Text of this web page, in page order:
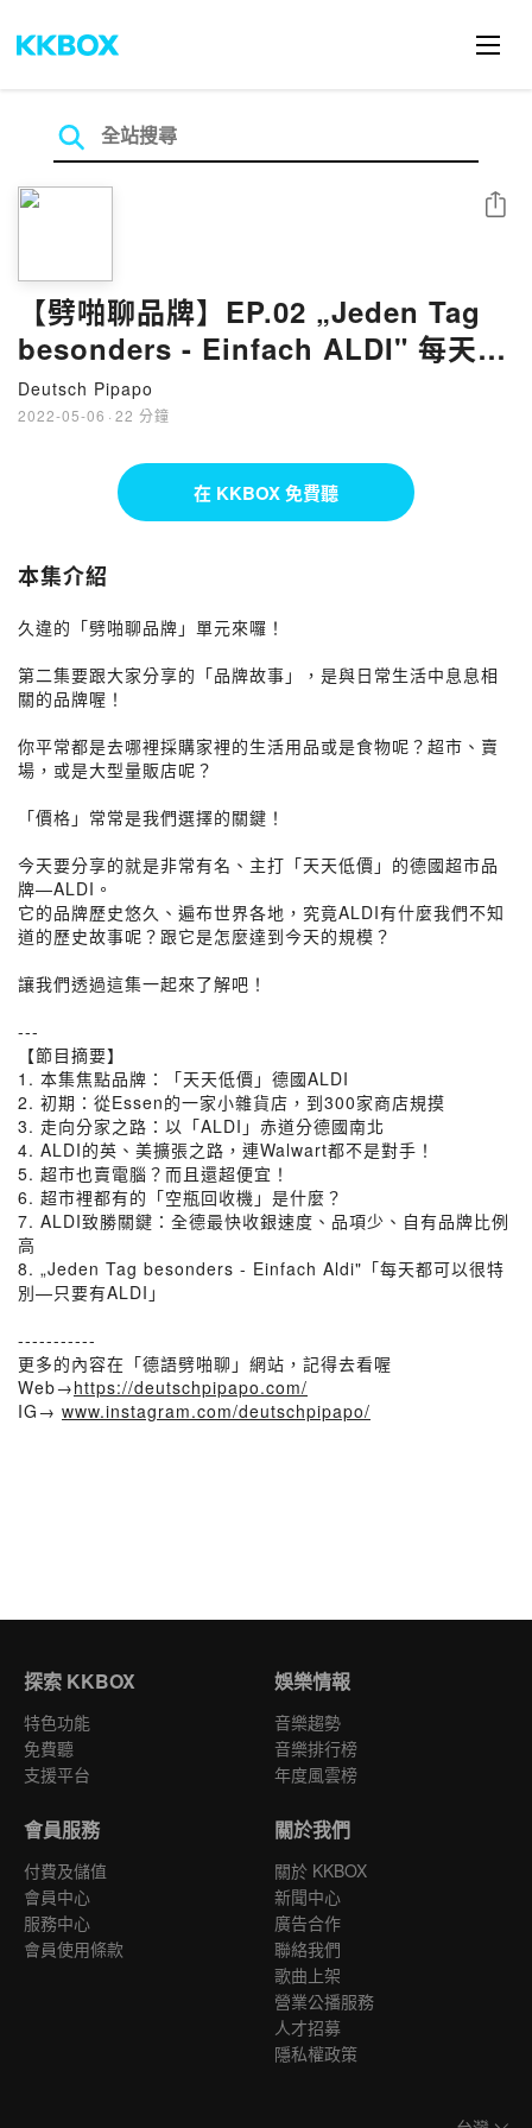
【劈啪聊品牌】EP.02 „Jeden Tag
besonders - Einfach ALDI" 每天都
可以很特別—只要有ALDI
Deutsch Pipapo
2022-05-06 · 22 分鐘
分享
在 KKBOX 免費聽
本集介紹
久違的「劈啪聊品牌」單元來囉！
第二集要跟大家分享的「品牌故事」，是與日常生活中息息相
關的品牌喔！
你平常都是去哪裡採購家裡的生活用品或是食物呢？超市、賣
場，或是大型量販店呢？
「價格」常常是我們選擇的關鍵！
今天要分享的就是非常有名、主打「天天低價」的德國超市品
牌—ALDI。
它的品牌歷史悠久、遍布世界各地，究竟ALDI有什麼我們不知
道的歷史故事呢？跟它是怎麼達到今天的規模？
讓我們透過這集一起來了解吧！
---
【節目摘要】
1. 本集焦點品牌：「天天低價」德國ALDI
2. 初期：從Essen的一家小雜貨店，到300家商店規摸
3. 走向分家之路：以「ALDI」赤道分德國南北
4. ALDI的英、美擴張之路，連Walwart都不是對手！
5. 超市也賣電腦？而且還超便宜！
6. 超市裡都有的「空瓶回收機」是什麼？
7. ALDI致勝關鍵：全德最快收銀速度、品項少、自有品牌比例
高
8. „Jeden Tag besonders - Einfach Aldi"「每天都可以很特
別—只要有ALDI」
-----------
更多的內容在「德語劈啪聊」網站，記得去看喔
Web→https://deutschpipapo.com/
IG→ www.instagram.com/deutschpipapo/
探索 KKBOX
特色功能
免費聽
支援平台
娛樂情報
音樂趨勢
音樂排行榜
年度風雲榜
會員服務
付費及儲值
會員中心
服務中心
會員使用條款
關於我們
關於 KKBOX
新聞中心
廣告合作
聯絡我們
歌曲上架
營業公播服務
人才招募
隱私權政策